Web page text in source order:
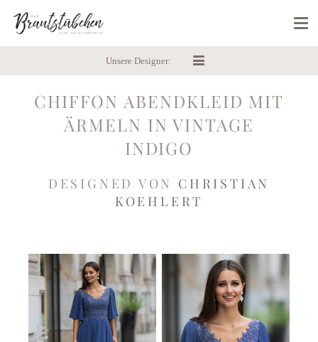
Unsere Designer:
CHIFFON ABENDKLEID MIT
ÄRMELN IN VINTAGE
INDIGO
DESIGNED VON CHRISTIAN
KOEHLERT